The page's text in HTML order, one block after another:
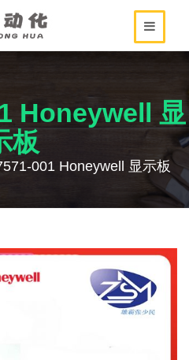
Honeywell 显
板
001 Honeywell 显示板